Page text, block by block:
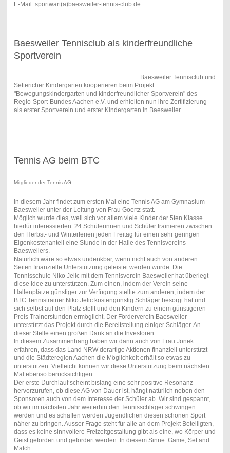
E-Mail: sportwart(a)baesweiler-tennis-club.de
Baesweiler Tennisclub als kinderfreundliche
Sportverein
Baesweiler Tennisclub und
Settericher Kindergarten kooperieren beim Projekt
"Bewegungskindergarten und kinderfreundlicher Sportverein" des
Regio-Sport-Bundes Aachen e.V. und erhielten nun ihre Zertifizierung -
als erster Sportverein und erster Kindergarten in Baesweiler.
Tennis AG beim BTC
Mitglieder der Tennis AG
In diesem Jahr findet zum ersten Mal eine Tennis AG am Gymnasium
Baesweiler unter der Leitung von Frau Goertz statt.
Möglich wurde dies, weil sich vor allem viele Kinder der 5ten Klasse
hierfür interessierten. 24 Schülerinnen und Schüler trainieren zwischen
den Herbst- und Winterferien jeden Freitag für einen sehr geringen
Eigenkostenanteil eine Stunde in der Halle des Tennisvereins
Baesweilers.
Natürlich wäre so etwas undenkbar, wenn nicht auch von anderen
Seiten finanzielle Unterstützung geleistet werden würde. Die
Tennisschule Niko Jelic mit dem Tennisverein Baesweiler hat überlegt
diese Idee zu unterstützen. Zum einen, indem der Verein seine
Hallenplätze günstiger zur Verfügung stellte zum anderen, indem der
BTC Tennistrainer Niko Jelic kostengünstig Schläger besorgt hat und
sich selbst auf den Platz stellt und den Kindern zu einem günstigeren
Preis Trainerstunden ermöglicht. Der Förderverein Baesweiler
unterstützt das Projekt durch die Bereitstellung einiger Schläger. An
dieser Stelle einen großen Dank an die Investoren.
In diesem Zusammenhang haben wir dann auch von Frau Jonek
erfahren, dass das Land NRW derartige Aktionen finanziell unterstützt
und die Städteregion Aachen die Möglichkeit erhält so etwas zu
unterstützen. Vielleicht können wir diese Unterstützung beim nächsten
Mal ebenso berücksichtigen.
Der erste Durchlauf scheint bislang eine sehr positive Resonanz
hervorzurufen, ob diese AG von Dauer ist, hängt natürlich neben den
Sponsoren auch von dem Interesse der Schüler ab. Wir sind gespannt,
ob wir im nächsten Jahr weiterhin den Tennisschläger schwingen
werden und es schaffen werden Jugendlichen diesen schönen Sport
näher zu bringen. Ausser Frage steht für alle an dem Projekt Beteiligten,
dass es keine sinnvollere Freizeitgestaltung gibt als eine, wo Körper und
Geist gefordert und gefördert werden. In diesem Sinne: Game, Set and
Match.